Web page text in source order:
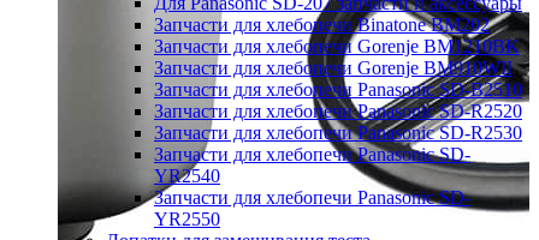
Запчасти для хлебопечи Binatone BM202
Запчасти для хлебопечи Gorenje BM1210BK
Запчасти для хлебопечи Gorenje BM910WII
Запчасти для хлебопечи Panasonic SD-B2510
Запчасти для хлебопечи Panasonic SD-R2520
Запчасти для хлебопечи Panasonic SD-R2530
Запчасти для хлебопечи Panasonic SD-
YR2540
Запчасти для хлебопечи Panasonic SD-
YR2550